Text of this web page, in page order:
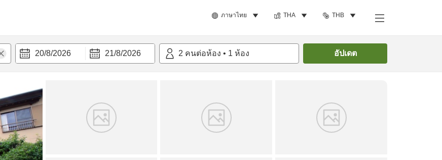
ภาษาไทย THA THB
20/8/2026 21/8/2026 2 คนต่อห้อง • 1 ห้อง อัปเดต
ค้นหาห้องพัก